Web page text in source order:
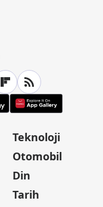
Teknoloji
Otomobil
Din
Tarih